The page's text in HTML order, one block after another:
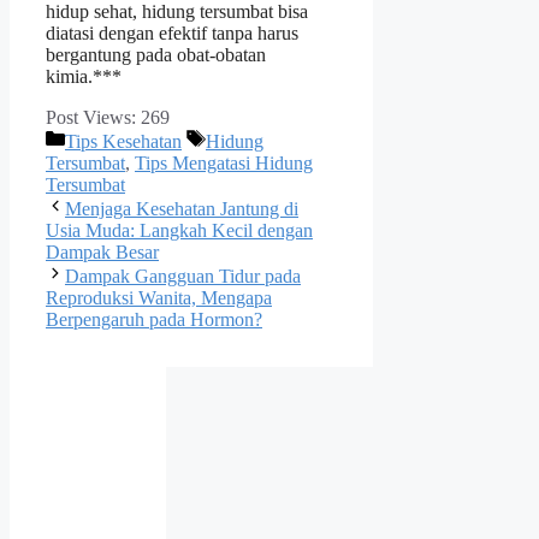
hidup sehat, hidung tersumbat bisa
diatasi dengan efektif tanpa harus
bergantung pada obat-obatan
kimia.***
Post Views: 269
Categories
Tips Kesehatan Tags
Hidung
Tersumbat, Tips Mengatasi Hidung
Tersumbat
Menjaga Kesehatan Jantung di
Usia Muda: Langkah Kecil dengan
Dampak Besar
Dampak Gangguan Tidur pada
Reproduksi Wanita, Mengapa
Berpengaruh pada Hormon?